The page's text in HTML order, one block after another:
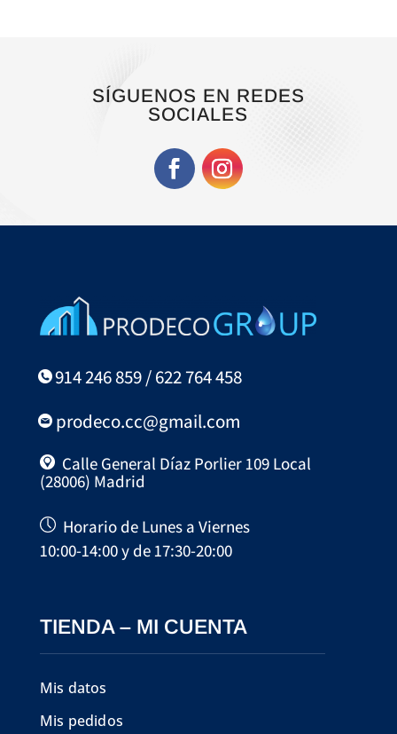
SÍGUENOS EN REDES
SOCIALES
914 246 859 / 622 764 458
prodeco.cc@gmail.com
Calle General Díaz Porlier 109 Local
(28006) Madrid
Horario de Lunes a Viernes
10:00-14:00 y de 17:30-20:00
TIENDA – MI CUENTA
Mis datos
Mis pedidos